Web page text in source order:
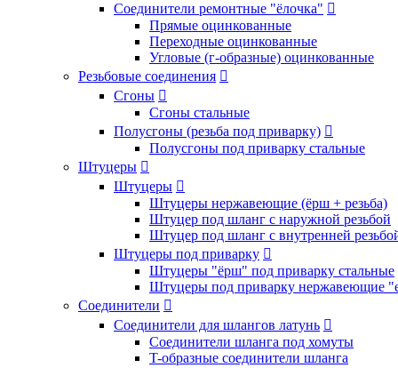
Соединители ремонтные "ёлочка" 
Прямые оцинкованные
Переходные оцинкованные
Угловые (г-образные) оцинкованные
Резьбовые соединения 
Сгоны 
Сгоны стальные
Полусгоны (резьба под приварку) 
Полусгоны под приварку стальные
Штуцеры 
Штуцеры 
Штуцеры нержавеющие (ёрш + резьба)
Штуцер под шланг с наружной резьбой
Штуцер под шланг с внутренней
Штуцеры под приварку 
Штуцеры "ёрш" под приварку стальные
Штуцеры под приварку нержавеющие
Соединители 
Соединители для шлангов латунь 
Соединители шланга под хомуты
T-образные соединители шланга